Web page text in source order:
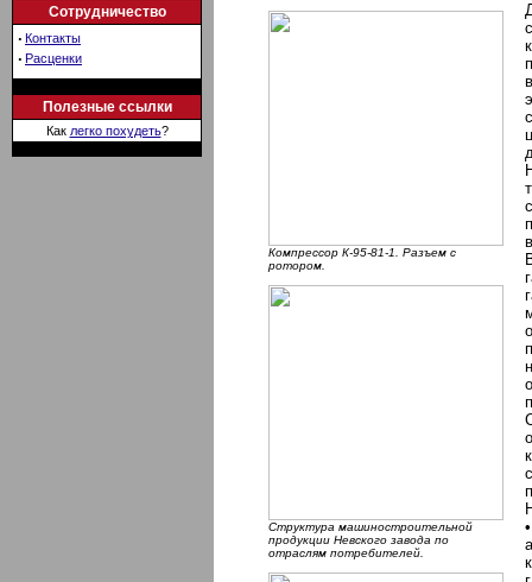
Сотрудничество
· Контакты
· Расценки
Полезные ссылки
Как легко похудеть?
Компрессор К-95-81-1. Разъем с
ротором.
Структура машиностроительной
продукции Невского завода по
отраслям потребителей.